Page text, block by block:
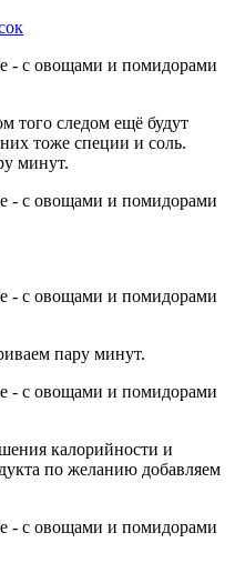
того следом ещё будут
тоже специи и соль.
минут.
пару минут.
калорийности и
по желанию добавляем